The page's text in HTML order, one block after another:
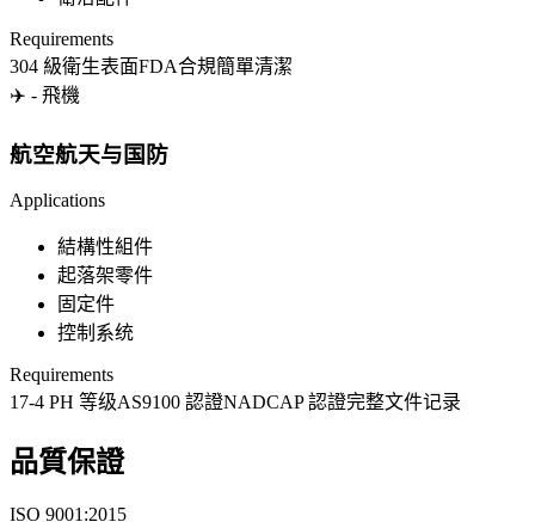
Requirements
304 級衛生表面FDA合規簡單清潔
✈️ - 飛機
航空航天与国防
Applications
結構性組件
起落架零件
固定件
控制系统
Requirements
17-4 PH 等级AS9100 認證NADCAP 認證完整文件记录
品質保證
ISO 9001:2015